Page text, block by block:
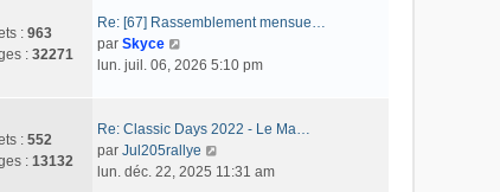
s
g
r
e
a
g
e
e
n
r
m
e
e
l
e
r
n
: 963
: 32271
Re: [67] Rassemblement mensue…
par Skyce
o
u
l
t
lun. juil. 06, 2026 5:10 pm
: 552
: 13132
Re: Classic Days 2022 - Le Ma…
par Jul205rallye
o
lun. déc. 22, 2025 11:31 am